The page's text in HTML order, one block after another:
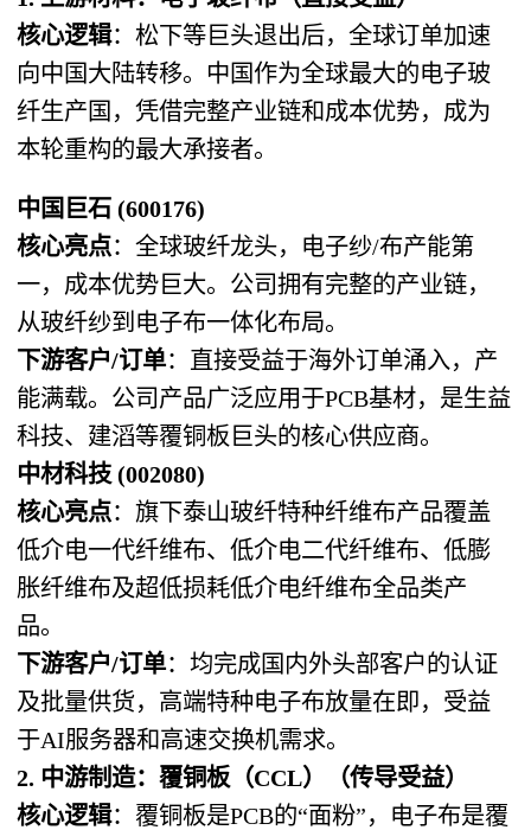
核心逻辑：松下等巨头退出后，全球订单加速
向中国大陆转移。中国作为全球最大的电子玻
纤生产国，凭借完整产业链和成本优势，成为
本轮重构的最大承接者。
中国巨石 (600176)
核心亮点：全球玻纤龙头，电子纱/布产能第
一，成本优势巨大。公司拥有完整的产业链，
从玻纤纱到电子布一体化布局。
下游客户/订单：直接受益于海外订单涌入，产
能满载。公司产品广泛应用于PCB基材，是生益
科技、建滔等覆铜板巨头的核心供应商。
中材科技 (002080)
核心亮点：旗下泰山玻纤特种纤维布产品覆盖
低介电一代纤维布、低介电二代纤维布、低膨
胀纤维布及超低损耗低介电纤维布全品类产
品。
下游客户/订单：均完成国内外头部客户的认证
及批量供货，高端特种电子布放量在即，受益
于AI服务器和高速交换机需求。
2. 中游制造：覆铜板（CCL）（传导受益）
核心逻辑：覆铜板是PCB的“面粉”，电子布是覆